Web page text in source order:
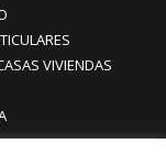
VIVIENDAS